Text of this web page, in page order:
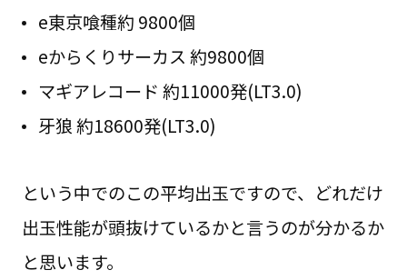
e東京喰種約 9800個
eからくりサーカス 約9800個
マギアレコード 約11000発(LT3.0)
牙狼 約18600発(LT3.0)
という中でのこの平均出玉ですので、どれだけ
出玉性能が頭抜けているかと言うのが分かるか
と思います。